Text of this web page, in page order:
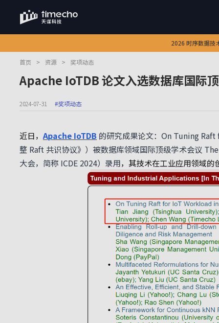
2026 时序数据技
首页 > 资源 > 奖项动态
Apache IoTDB 论文入选数据库国际
2024-07-31 #奖项动态
近日，Apache IoTDB 的研究成果论文：On Tuning
整 Raft 共识协议》）被数据库领域国际顶级学术会议
大会，简称 ICDE 2024）录用，其技术在工业应用领域